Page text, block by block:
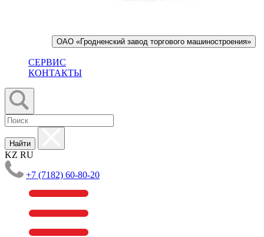
ОАО «Гродненский завод торгового машиностроения»
СЕРВИС
КОНТАКТЫ
Найти
KZ RU
+7 (7182) 60-80-20